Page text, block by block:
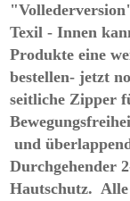
Texil - Innen
Produkte eine
bestellen- jetzt
seitliche Zipper
und
Durchgehender
Hautschutz.